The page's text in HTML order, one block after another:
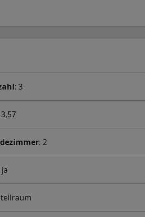
: 3
: 2
ja